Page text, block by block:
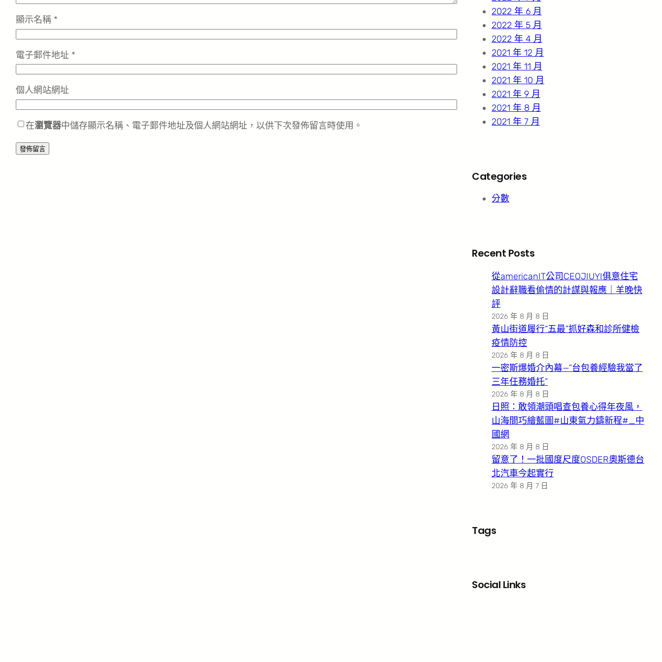
顯示名稱 *
電子郵件地址 *
個人網站網址
在瀏覽器中儲存顯示名稱、電子郵件地址及個人網站網址，以供下次發佈留言時使用。
2022 年 6 月
2022 年 5 月
2022 年 4 月
2021 年 12 月
2021 年 11 月
2021 年 10 月
2021 年 9 月
2021 年 8 月
2021 年 7 月
Categories
分數
Recent Posts
從americanIT公司CEOJIUYI俱意住宅
設計辭職看偷情的計謀與報應｜羊晚快
評
2026 年 8 月 8 日
黃山街道履行“五最”抓好森和診所健檢
疫情防控
2026 年 8 月 8 日
一密斯爆婚介內幕—”台包養經驗我當了
三年任務婚托”
2026 年 8 月 8 日
日照：敢領潮頭唱查包養心得年夜風，
山海間巧繪藍圖#山東氣力鑄新程#_中
國網
2026 年 8 月 8 日
留意了！一批國度尺度OSDER奧斯德台
北汽車今起實行
2026 年 8 月 7 日
Tags
Social Links